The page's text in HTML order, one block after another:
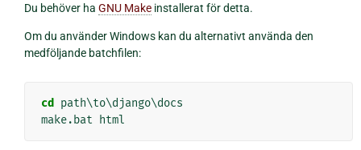
Du behöver ha GNU Make installerat för detta.
Om du använder Windows kan du alternativt använda den
medföljande batchfilen:
cd
path\to\django\docs